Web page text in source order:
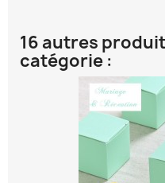
16 autres
catégorie :